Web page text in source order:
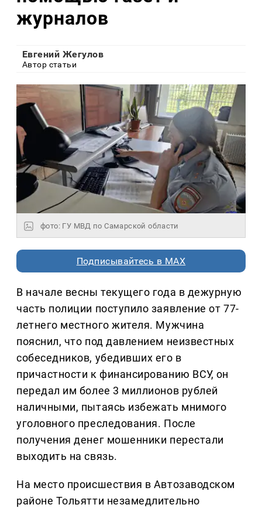
журналов
Евгений Жегулов
Автор статьи
фото: ГУ МВД по Самарской области
Подписывайтесь в MAX
В начале весны текущего года в дежурную
часть полиции поступило заявление от 77-
летнего местного жителя. Мужчина
пояснил, что под давлением неизвестных
собеседников, убедивших его в
причастности к финансированию ВСУ, он
передал им более 3 миллионов рублей
наличными, пытаясь избежать мнимого
уголовного преследования. После
получения денег мошенники перестали
выходить на связь.
На место происшествия в Автозаводском
районе Тольятти незамедлительно